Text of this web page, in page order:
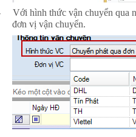
Với hình thức vận chuyển qua
đơn vị vận chuyển.